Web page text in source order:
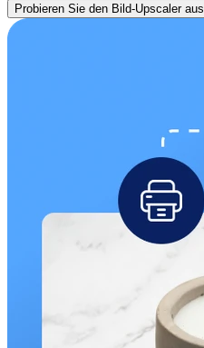
Probieren Sie den Bild-Upscaler aus.